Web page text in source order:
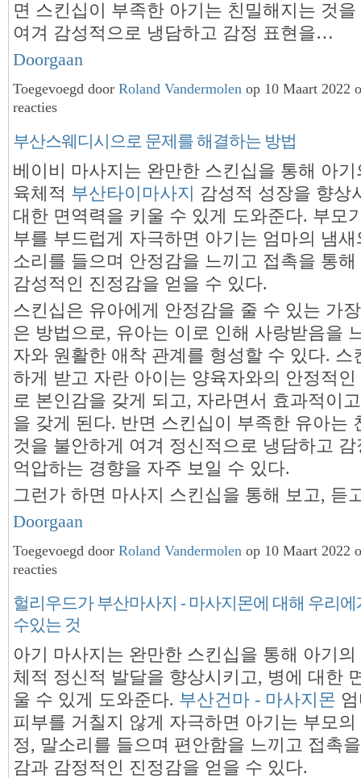
면 스킨십이 부족한 아기는 친밀해지는 것
여겨 감성적으로 냉담하고 감정 표현을…
Doorgaan
Toegevoegd door Roland Vandermolen op 10 Maart 2022
reacties
부산스웨디시으로 문제를 해결하는 방법
베이비 마사지는 완만한 스킨십을 통해 아
육체적 부산타이마사지
감성적 성장을 향상
대한 면역력을 키울 수 있게 도와준다. 부모
부를 부드럽게 자극하면 아기는 엄마의 냄
소리를 들으며 안정감을 느끼고 접촉을 통
감성적인 진정감을 얻을 수 있다.
스킨십은 유아에게 안정감을 줄 수 있는 가
은 방법으로, 유아는 이로 인해 사랑받음을
자와 원활한 애착 관계를 형성할 수 있다. 스
하게 받고 자란 아이는 양육자와의 안정적
로 본인감을 갖게 되고, 자라면서 효과적이
을 갖게 된다. 반면 스킨십이 부족한 유아는
것을 불안하게 여겨 정신적으로 냉담하고
억압하는 경향을 자주 보일 수 있다.
그런가 하면 마사지 스킨십을 통해 보고, 듣
Doorgaan
Toegevoegd door Roland Vandermolen op 10 Maart 2022
reacties
헐리우드가 부산마사지 - 마사지몬에 대해 우리에
수있는 것
아기 마사지는 완만한 스킨십을 통해 아기
체적 정신적 발달을 향상시키고, 병에 대한
울 수 있게 도와준다. 부산건마 - 마사지몬
피부를 거칠지 않게 자극하면 아기는 부모
정, 말소리를 들으며 편안함을 느끼고 접촉
감과 감정적인 진정감을 얻을 수 있다.